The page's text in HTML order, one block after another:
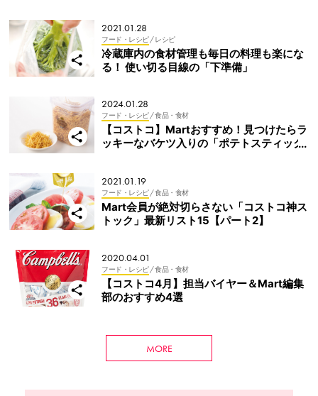
2021.01.28
フード・レシピ/ レシピ
冷蔵庫内の食材管理も毎日の料理も楽にな
る！ 使い切る目線の「下準備」
2024.01.28
フード・レシピ/ 食品・食材
【コストコ】Martおすすめ！見つけたらラ
ッキーなバケツ入りの「ポテトスティック
2021.01.19
フード・レシピ/ 食品・食材
Mart会員が絶対切らさない「コストコ神ス
トック」最新リスト15【パート2】
2020.04.01
フード・レシピ/ 食品・食材
【コストコ4月】担当バイヤー＆Mart編集
部のおすすめ4選
MORE